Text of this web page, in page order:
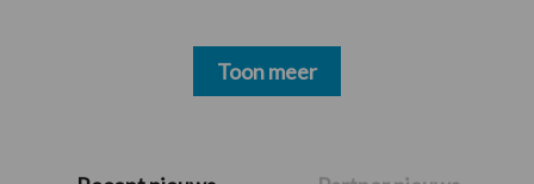
Primaire
Toon meer